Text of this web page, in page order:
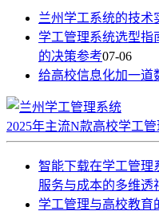
兰州学工系统的技术
学工管理系统选型指
的决策参考07-06
给高校信息化加一道
2025年主流N款高校学工
智能下载在学工管理
服务与成本的多维透
学工管理与高校教育